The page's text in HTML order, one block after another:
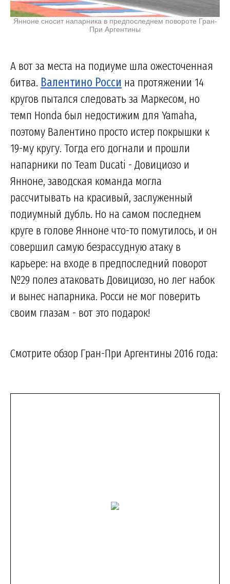
Янноне сносит напарника в предпоследнем повороте Гран-
При Аргентины
А вот за места на подиуме шла ожесточенная
битва. Валентино Росси на протяжении 14
кругов пытался следовать за Маркесом, но
темп Honda был недостижим для Yamaha,
поэтому Валентино просто истер покрышки к
19-му кругу. Тогда его догнали и прошли
напарники по Team Ducati - Довициозо и
Янноне, заводская команда могла
рассчитывать на красивый, заслуженный
подиумный дубль. Но на самом последнем
круге в голове Янноне что-то помутилось, и он
совершил самую безрассудную атаку в
карьере: на входе в предпоследний поворот
№29 полез атаковать Довициозо, но лег набок
и вынес напарника. Росси не мог поверить
своим глазам - вот это подарок!
Смотрите обзор Гран-При Аргентины 2016 года: